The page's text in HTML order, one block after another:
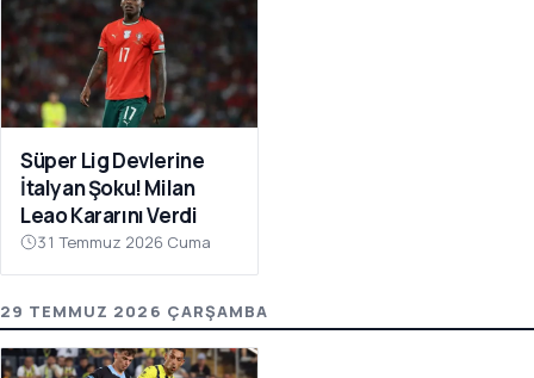
Süper Lig Devlerine
İtalyan Şoku! Milan
Leao Kararını Verdi
31 Temmuz 2026 Cuma
29 TEMMUZ 2026 ÇARŞAMBA